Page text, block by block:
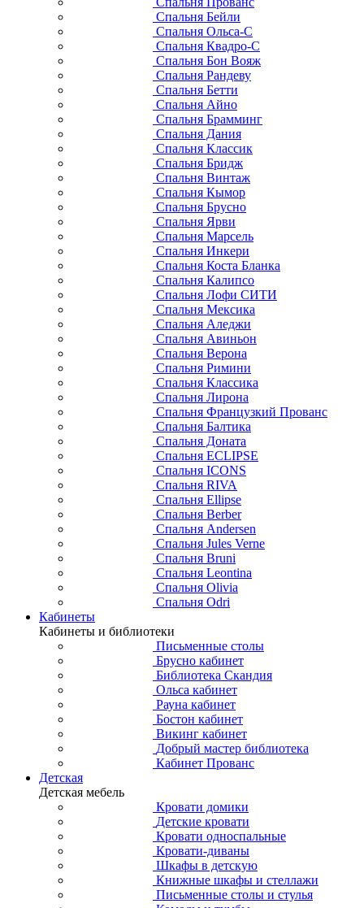
Спальня Бейли
Спальня Ольса-С
Спальня Квадро-С
Спальня Бон Вояж
Спальня Рандеву
Спальня Бетти
Спальня Айно
Спальня Брамминг
Спальня Дания
Спальня Классик
Спальня Бридж
Спальня Винтаж
Спальня Кымор
Спальня Брусно
Спальня Ярви
Спальня Марсель
Спальня Инкери
Спальня Коста Бланка
Спальня Калипсо
Спальня Лофи СИТИ
Спальня Мексика
Спальня Аледжи
Спальня Авиньон
Спальня Верона
Спальня Римини
Спальня Классика
Спальня Лирона
Спальня Французкий Прованс
Спальня Балтика
Спальня Доната
Спальня ECLIPSE
Спальня ICONS
Спальня RIVA
Спальня Ellipse
Спальня Berber
Спальня Andersen
Спальня Jules Verne
Спальня Bruni
Спальня Leontina
Спальня Olivia
Спальня Odri
Кабинеты
Кабинеты и библиотеки
Письменные столы
Брусно кабинет
Библиотека Скандия
Ольса кабинет
Рауна кабинет
Бостон кабинет
Викинг кабинет
Добрый мастер библиотека
Кабинет Прованс
Детская
Детская мебель
Кровати домики
Детские кровати
Кровати односпальные
Кровати-диваны
Шкафы в детскую
Книжные шкафы и стеллажи
Письменные столы и стулья